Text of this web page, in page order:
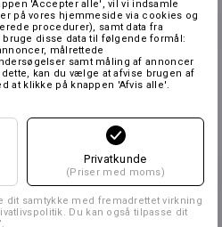
'Accepter alle', vil vi indsamle
på vores hjemmeside via cookies og
procedurer), samt data fra
disse data til følgende formål:
målrettede
samt måling af annoncer
kan du vælge at afvise brugen af
at klikke på knappen 'Afvis alle'.
Privatkunde
(Priser med moms)
dit samtykke med fremadrettet virkning
Du kan også tilpasse dit